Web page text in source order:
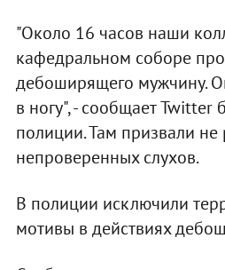
"Около 16 часов наши
кафедральном соборе
дебоширящего мужчину.
в ногу", - сообщает Twitter
полиции. Там призвали не
непроверенных слухов.
В полиции исключили
мотивы в действиях